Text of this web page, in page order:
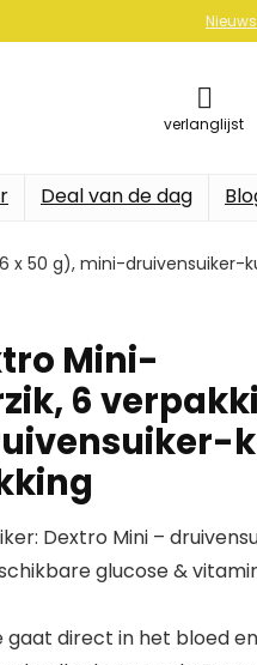
verlanglijst
Deal van de dag
x 50 g), mini-druivensuiker-
Mini-
6
Dextro Mini –
glucose &
gaat direct in het bloed